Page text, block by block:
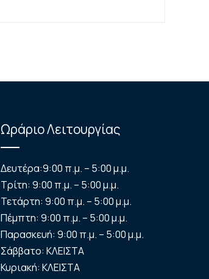
Ωράριο Λειτουργίας
Δευτέρα:9:00 π.μ. – 5:00 μ.μ.
Τρίτη: 9:00 π.μ. – 5:00 μ.μ.
Τετάρτη: 9:00 π.μ. – 5:00 μ.μ.
Πέμπτη: 9:00 π.μ. – 5:00 μ.μ.
Παρασκευή: 9:00 π.μ. – 5:00 μ.μ.
Σάββατο: ΚΛΕΙΣΤΑ
Κυριακή: ΚΛΕΙΣΤΑ